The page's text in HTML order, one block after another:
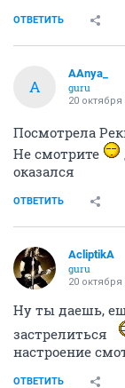
ОТВЕТИТЬ
A
AAnya_
guru
20 октября
Посмотрела
Не смотрите
оказался
ОТВЕТИТЬ
AcliptikA
guru
20 октября
Ну ты даешь,
застрелиться
настроение
ОТВЕТИТЬ